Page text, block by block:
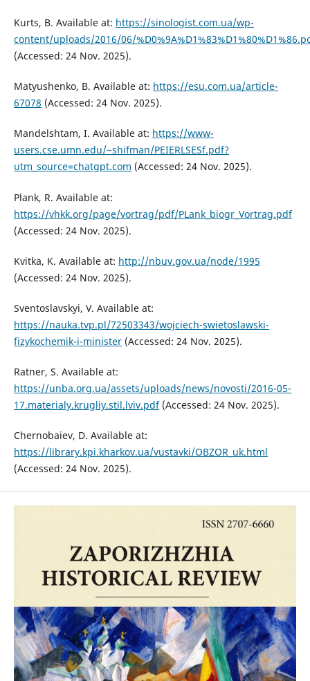
Kurts, B. Available at: https://sinologist.com.ua/wp-
content/uploads/2016/06/
(Accessed: 24 Nov. 2025).
Matyushenko, B. Available at: https://esu.com.ua/article-
67078 (Accessed: 24 Nov. 2025).
Mandelshtam, I. Available at: https://www-
users.cse.umn.edu/~shifman/PEIERLSESf.pdf?
utm_source=chatgpt.com (Accessed: 24 Nov. 2025).
Plank, R. Available at:
https://vhkk.org/page/vortrag/pdf/PLank_biogr_Vortrag.pdf
(Accessed: 24 Nov. 2025).
Kvitka, K. Available at: http://nbuv.gov.ua/node/1995
(Accessed: 24 Nov. 2025).
Sventoslavskyi, V. Available at:
https://nauka.tvp.pl/72503343/wojciech-swietoslawski-
fizykochemik-i-minister(Accessed: 24 Nov. 2025).
Ratner, S. Available at:
https://unba.org.ua/assets/uploads/news/novosti/2016-05-
17.materialy.krugliy.stil.lviv.pdf(Accessed: 24 Nov. 2025).
Chernobaiev, D. Available at:
https://library.kpi.kharkov.ua/vustavki/OBZOR_uk.html
(Accessed: 24 Nov. 2025).